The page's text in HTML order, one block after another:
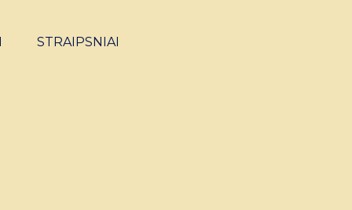
STRAIPSNIAI